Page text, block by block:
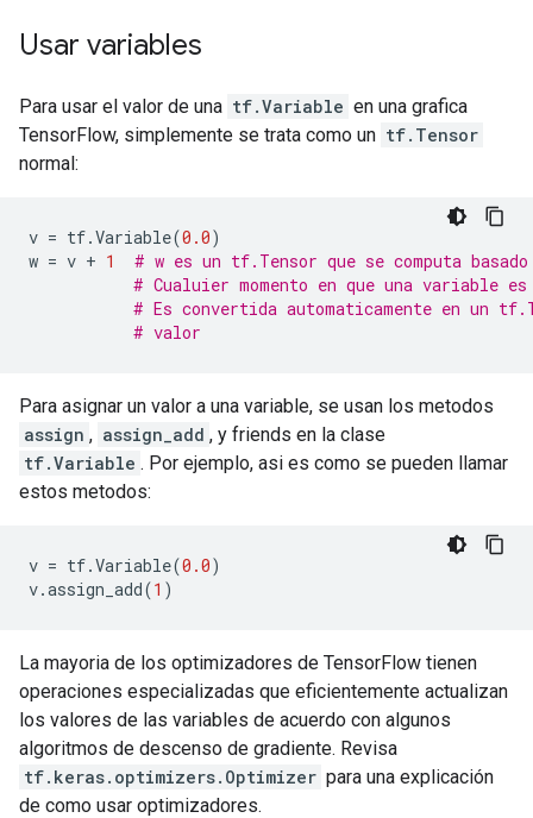
Usar variables
Para usar el valor de una tf.Variable en una grafica
TensorFlow, simplemente se trata como un tf.Tensor
normal:
v = tf.Variable(0.0)
w = v + 1
# w es un tf.Tensor que se computa
# Cualuier momento en que una variable
# Es convertida automaticamente en un
# valor
Para asignar un valor a una variable, se usan los metodos
assign , assign_add , y friends en la clase
tf.Variable . Por ejemplo, asi es como se pueden llamar
estos metodos:
v = tf.Variable(0.0)
v.assign_add(1 )
La mayoria de los optimizadores de TensorFlow tienen
operaciones especializadas que eficientemente actualizan
los valores de las variables de acuerdo con algunos
algoritmos de descenso de gradiente. Revisa
tf.keras.optimizers.Optimizer para una explicación
de como usar optimizadores.